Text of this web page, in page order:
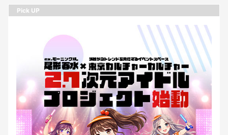
Pick UP